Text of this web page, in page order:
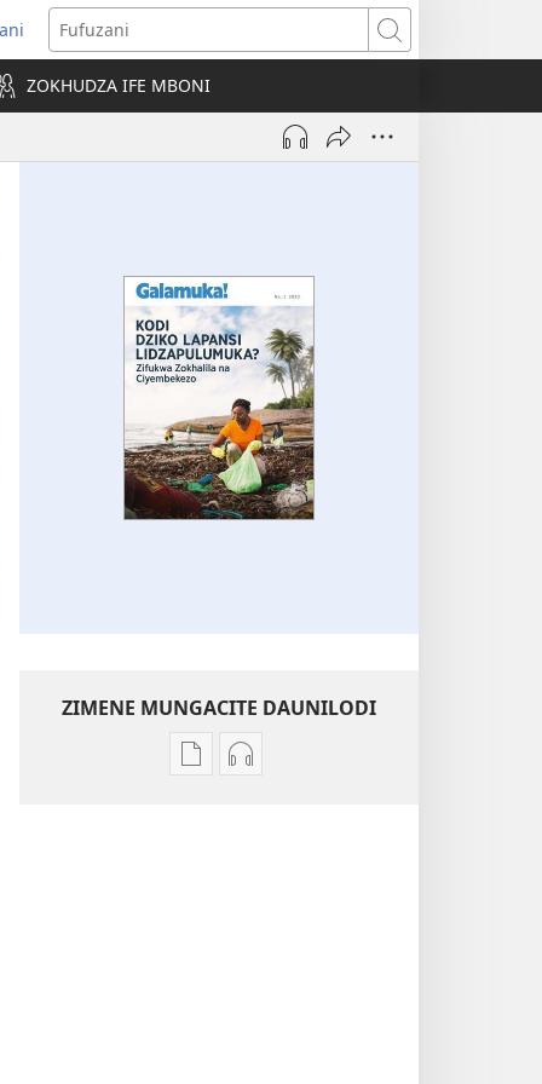
Fufuzani
ZOKHUDZA IFE MBONI
ZIMENE MUNGACITE DAUNILODI
Njila Sankhani